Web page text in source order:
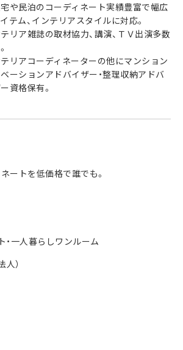
や民泊のコーディネート実績豊富で幅広
テム、インテリアスタイルに対応。
リア雑誌の取材協力、講演、ＴＶ出演多数
リアコーディネーターの他にマンション
ーションアドバイザー・整理収納アドバ
資格保有。
ートを低価格で誰でも。
・一人暮らしワンルーム
人）